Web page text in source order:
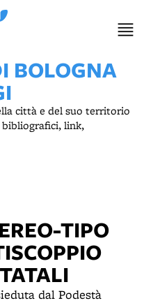
BOLOGNA
città e del suo territorio
link,
TIPO
dal Podestà